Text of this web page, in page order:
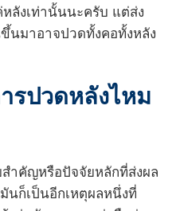
หลังเท่านั้นนะครับ แต่ส่ง
นมาอาจปวดทั้งคอทั้งหลัง
รปวดหลังไหม
ำคัญหรือปัจจัยหลักที่ส่งผล
นก็เป็นอีกเหตุผลหนึ่งที่